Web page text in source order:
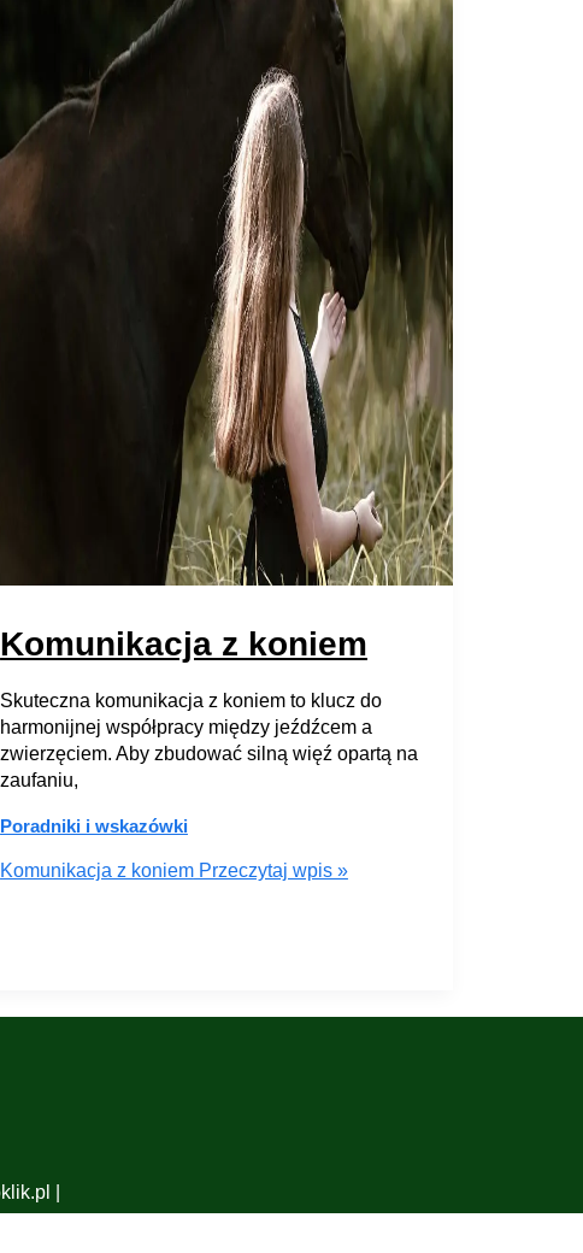
Komunikacja z koniem
Skuteczna komunikacja z koniem to klucz do
harmonijnej współpracy między jeźdźcem a
zwierzęciem. Aby zbudować silną więź opartą na
zaufaniu,
Poradniki i wskazówki
Komunikacja z koniemPrzeczytaj wpis »
|